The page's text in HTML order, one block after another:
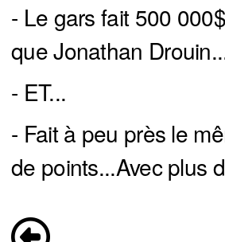
- Le gars fait 500
que Jonathan
- ET...
- Fait à peu près le
de points...Avec plus